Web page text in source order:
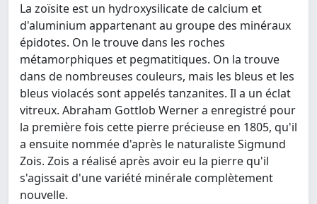
La zoïsite est un hydroxysilicate de calcium et
d'aluminium appartenant au groupe des minéraux
épidotes. On le trouve dans les roches
métamorphiques et pegmatitiques. On la trouve
dans de nombreuses couleurs, mais les bleus et les
bleus violacés sont appelés tanzanites. Il a un éclat
vitreux. Abraham Gottlob Werner a enregistré pour
la première fois cette pierre précieuse en 1805, qu'il
a ensuite nommée d'après le naturaliste Sigmund
Zois. Zois a réalisé après avoir eu la pierre qu'il
s'agissait d'une variété minérale complètement
nouvelle.